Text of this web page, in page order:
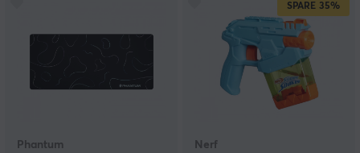
Phantum
SPARE 35%
Nerf